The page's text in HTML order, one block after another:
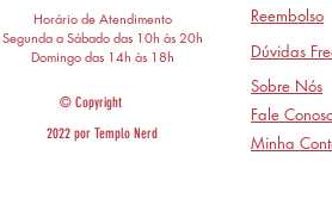
Horário de Atendimento
Segunda a Sábado das 10h às 20h
Domingo das 14h às 18h
2022 por Templo Nerd
© Copyright
Reembolso
Dúvidas
Sobre Nós
Fale
Minha